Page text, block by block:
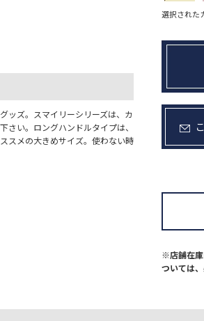
ッズ。スマイリーシリーズは、カ
さい。ロングハンドルタイプは、
スメの大きめサイズ。使わない時
選択された
※店舗在庫
ついては